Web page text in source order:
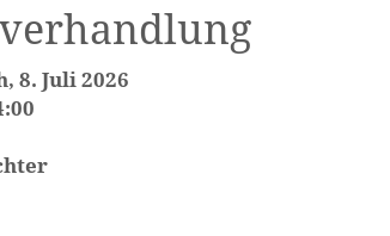
8. Juli 2026